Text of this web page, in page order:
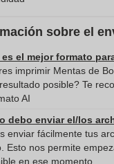
sobre el
es el mejor formato
imprimir Mentas de
posible? Te
AI
debo enviar el/los
enviar fácilmente tus
Esto nos permite
en ese momento